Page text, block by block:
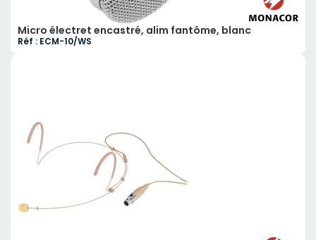
Micro électret encastré, alim fantôme, blanc
Réf : ECM-10/WS